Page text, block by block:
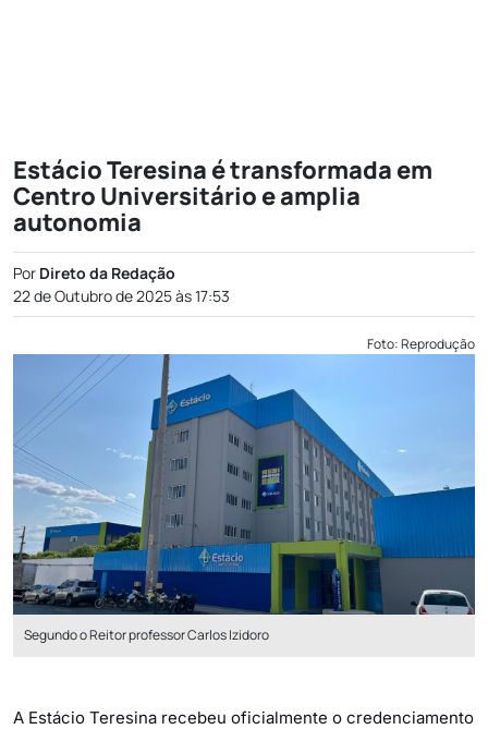
Estácio Teresina é transformada em
Centro Universitário e amplia
autonomia
Por Direto da Redação
22 de Outubro de 2025 às 17:53
Foto: Reprodução
Segundo o Reitor professor Carlos Izidoro
A Estácio Teresina recebeu oficialmente o credenciamento